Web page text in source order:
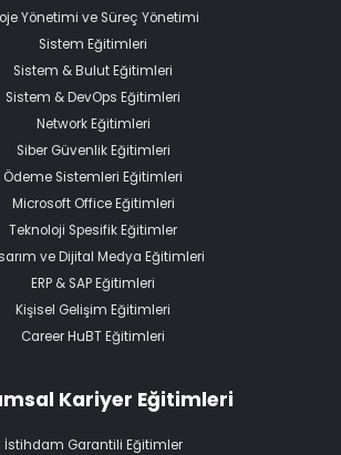
Yönetimi ve Süreç Yönetimi
Sistem Eğitimleri
Sistem & Bulut Eğitimleri
Sistem & DevOps Eğitimleri
Network Eğitimleri
Siber Güvenlik Eğitimleri
Ödeme Sistemleri Eğitimleri
Microsoft Office Eğitimleri
Teknoloji Spesifik Eğitimler
ve Dijital Medya Eğitimleri
ERP & SAP Eğitimleri
Kişisel Gelişim Eğitimleri
Career HuBT Eğitimleri
Kariyer Eğitimleri
İstihdam Garantili Eğitimler